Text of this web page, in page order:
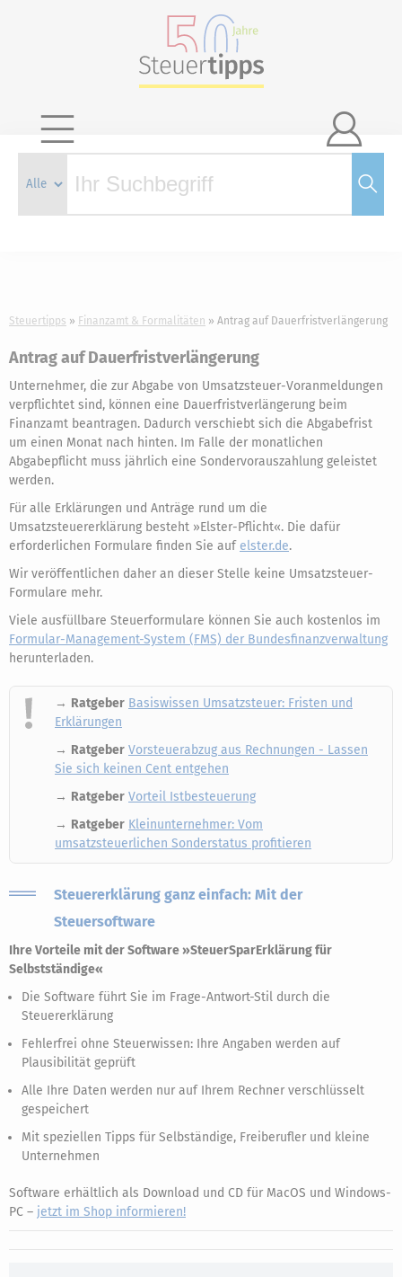

Steuertipps Finanzamt & Formalitäten Antrag auf Dauerfristverlängerung
Antrag auf Dauerfristverlängerung
Unternehmer, die zur Abgabe von Umsatzsteuer-Voranmeldungen
verpflichtet sind, können eine Dauerfristverlängerung beim
Finanzamt beantragen. Dadurch verschiebt sich die Abgabefrist
um einen Monat nach hinten. Im Falle der monatlichen
Abgabepflicht muss jährlich eine Sondervorauszahlung geleistet
werden.
Für alle Erklärungen und Anträge rund um die
Umsatzsteuererklärung besteht »Elster-Pflicht«. Die dafür
erforderlichen Formulare finden Sie auf elster.de.
Wir veröffentlichen daher an dieser Stelle keine Umsatzsteuer-
Formulare mehr.
Viele ausfüllbare Steuerformulare können Sie auch kostenlos im
Formular-Management-System (FMS) der Bundesfinanzverwaltung
herunterladen.
→ Ratgeber Basiswissen Umsatzsteuer: Fristen und
Erklärungen
→ Ratgeber Vorsteuerabzug aus Rechnungen - Lassen
Sie sich keinen Cent entgehen
→ Ratgeber Vorteil Istbesteuerung
→ Ratgeber Kleinunternehmer: Vom
umsatzsteuerlichen Sonderstatus profitieren
Steuererklärung ganz einfach: Mit der
Steuersoftware
Ihre Vorteile mit der Software »SteuerSparErklärung für
Selbstständige«
Die Software führt Sie im Frage-Antwort-Stil durch die
Steuererklärung
Fehlerfrei ohne Steuerwissen: Ihre Angaben werden auf
Plausibilität geprüft
Alle Ihre Daten werden nur auf Ihrem Rechner verschlüsselt
gespeichert
Mit speziellen Tipps für Selbständige, Freiberufler und kleine
Unternehmen
Software erhältlich als Download und CD für MacOS und Windows-
PC – jetzt im Shop informieren!